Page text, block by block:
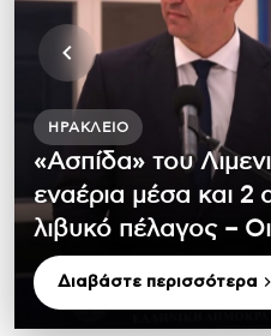
ΗΡΆΚΛΕΙΟ
«Ασπίδα» του
εναέρια μέσα και 2
λιβυκό πέλαγος –
Διαβάστε περισσότερα